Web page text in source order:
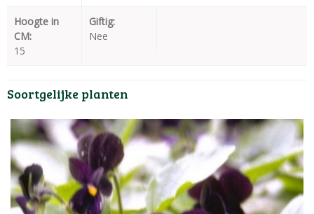
Hoogte in
CM:
15
Giftig:
Nee
Soortgelijke planten